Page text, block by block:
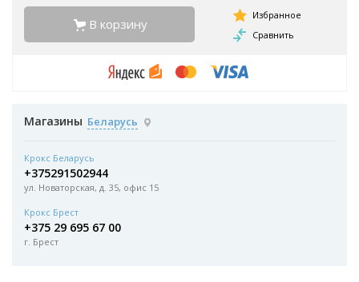
В корзину
Магазины Беларусь
Крокс Беларусь
+375291502944
ул. Новаторская, д. 35, офис 15
Крокс Брест
+375 29 695 67 00
г. Брест